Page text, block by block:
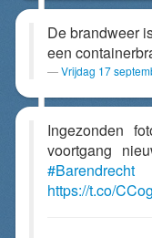
De brandweer
een
Vrijdag 17
Ingezonden
voortgang
#Barendrecht
https://t.co/